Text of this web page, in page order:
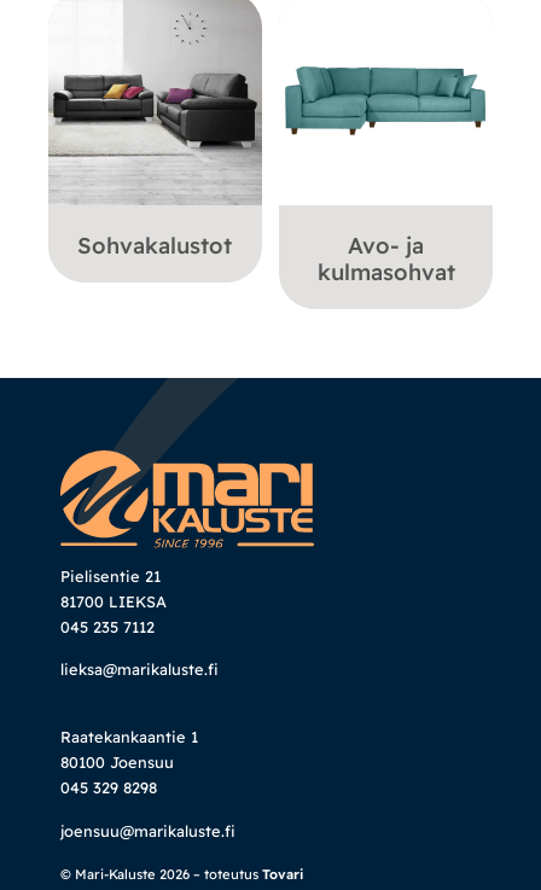
Sohvakalustot
Avo- ja
kulmasohvat
Pielisentie 21
81700 LIEKSA
045 235 7112
lieksa@marikaluste.fi
Raatekankaantie 1
80100 Joensuu
045 329 8298
joensuu@marikaluste.fi
© Mari-Kaluste 2026 – toteutus Tovari